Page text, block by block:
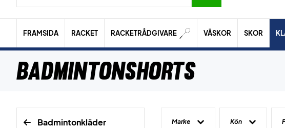
FRAMSIDA RACKET RACKETRÅDGIVARE VÄSKOR SKOR
Badmintonshorts
Badmintonkläder Marke Kön